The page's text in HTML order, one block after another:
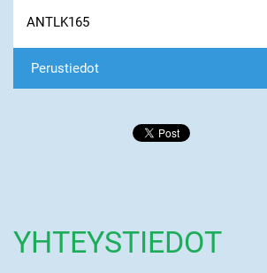
ANTLK165
Perustiedot
YHTEYSTIEDOT